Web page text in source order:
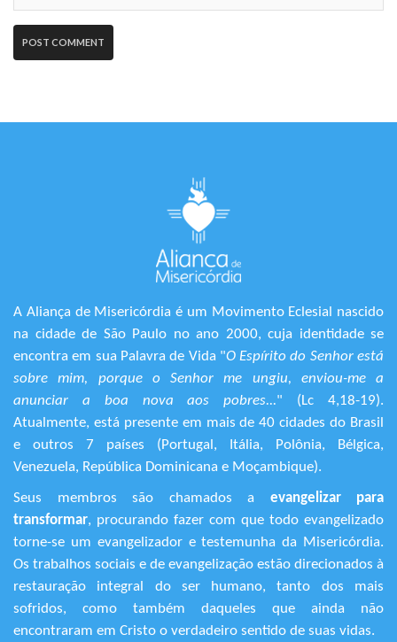
A Aliança de Misericórdia é um Movimento Eclesial nascido
na cidade de São Paulo no ano 2000, cuja identidade se
encontra em sua Palavra de Vida "O Espírito do Senhor está
sobre mim, porque o Senhor me ungiu, enviou-me a
anunciar a boa nova aos pobres..." (Lc 4,18-19).
Atualmente, está presente em mais de 40 cidades do Brasil
e outros 7 países (Portugal, Itália, Polônia, Bélgica,
Venezuela, República Dominicana e Moçambique).
Seus membros são chamados a evangelizar para
transformar, procurando fazer com que todo evangelizado
torne-se um evangelizador e testemunha da Misericórdia.
Os trabalhos sociais e de evangelização estão direcionados à
restauração integral do ser humano, tanto dos mais
sofridos, como também daqueles que ainda não
encontraram em Cristo o verdadeiro sentido de suas vidas.